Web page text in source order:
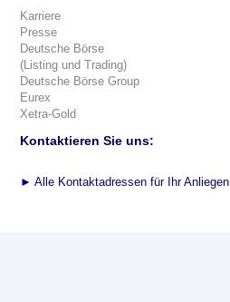
Karriere
Presse
Deutsche Börse
(Listing und Trading)
Deutsche Börse Group
Eurex
Xetra-Gold
Kontaktieren Sie uns:
► Alle Kontaktadressen für Ihr Anliegen